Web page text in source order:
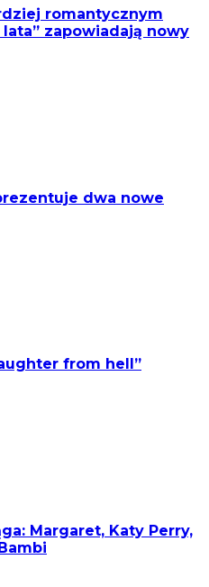
romantycznym
zapowiadają nowy
dwa nowe
from hell”
Margaret, Katy Perry,